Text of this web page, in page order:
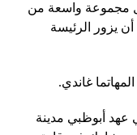
مجموعة واسعة من
أن يزور الرئيسة
غاندي.
عهد أبوظبي مدينة